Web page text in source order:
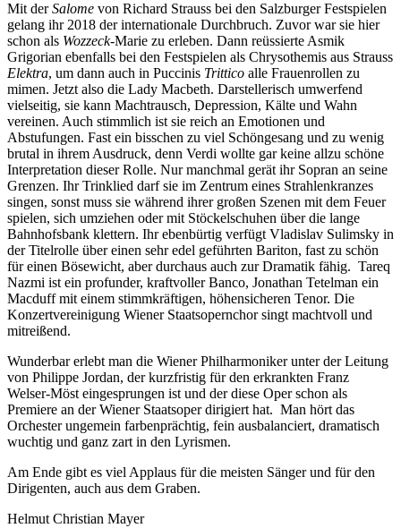
Mit derSalome von Richard Strauss bei den Salzburger Festspielen
gelang ihr 2018 der internationale Durchbruch. Zuvor war sie hier
schon als Wozzeck-Marie zu erleben. Dann reüssierte Asmik
Grigorian ebenfalls bei den Festspielen als Chrysothemis aus Strauss
Elektra, um dann auch in Puccinis Trittico alle Frauenrollen zu
mimen. Jetzt also die Lady Macbeth. Darstellerisch umwerfend
vielseitig, sie kann Machtrausch, Depression, Kälte und Wahn
vereinen. Auch stimmlich ist sie reich an Emotionen und
Abstufungen. Fast ein bisschen zu viel Schöngesang und zu wenig
brutal in ihrem Ausdruck, denn Verdi wollte gar keine allzu schöne
Interpretation dieser Rolle. Nur manchmal gerät ihr Sopran an seine
Grenzen. Ihr Trinklied darf sie im Zentrum eines Strahlenkranzes
singen, sonst muss sie während ihrer großen Szenen mit dem Feuer
spielen, sich umziehen oder mit Stöckelschuhen über die lange
Bahnhofsbank klettern. Ihr ebenbürtig verfügt Vladislav Sulimsky in
der Titelrolle über einen sehr edel geführten Bariton, fast zu schön
für einen Bösewicht, aber durchaus auch zur Dramatik fähig. Tareq
Nazmi ist ein profunder, kraftvoller Banco, Jonathan Tetelman ein
Macduff mit einem stimmkräftigen, höhensicheren Tenor. Die
Konzertvereinigung Wiener Staatsopernchor singt machtvoll und
mitreißend.
Wunderbar erlebt man die Wiener Philharmoniker unter der Leitung
von Philippe Jordan, der kurzfristig für den erkrankten Franz
Welser-Möst eingesprungen ist und der diese Oper schon als
Premiere an der Wiener Staatsoper dirigiert hat. Man hört das
Orchester ungemein farbenprächtig, fein ausbalanciert, dramatisch
wuchtig und ganz zart in den Lyrismen.
Am Ende gibt es viel Applaus für die meisten Sänger und für den
Dirigenten, auch aus dem Graben.
Helmut Christian Mayer